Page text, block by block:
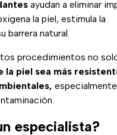
ayudan a eliminar
la piel, estimula la
barrera natural.
procedimientos no
la piel sea más
especialista?